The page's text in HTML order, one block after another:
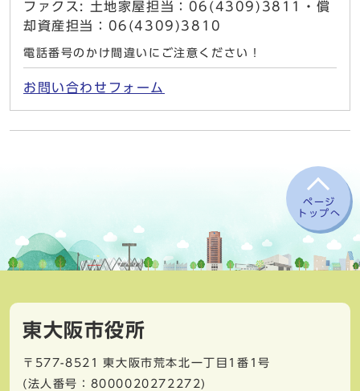
ファクス: 土地家屋担当：06(4309)3811・償
却資産担当：06(4309)3810
電話番号のかけ間違いにご注意ください！
お問い合わせフォーム
ページ
トップへ
東大阪市役所
〒577-8521
東大阪市荒本北一丁目1番1号
(法人番号：8000020272272)